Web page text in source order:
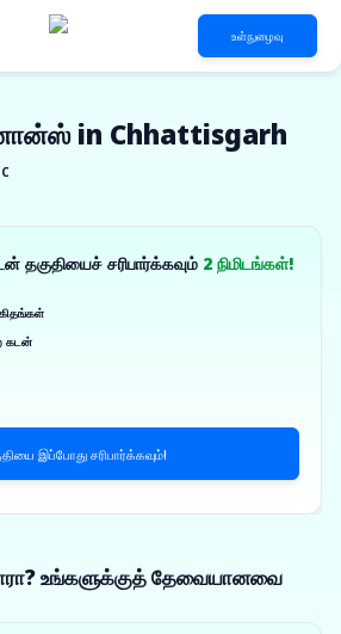
உள்நுழைவு
in Chhattisgarh
சரிபார்க்கவும் 2 நிமிடங்கள்!
கடன்
இப்போது சரிபார்க்கவும்!
உங்களுக்குத் தேவையானவை